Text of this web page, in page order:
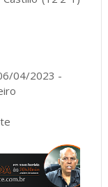
04/2023 -